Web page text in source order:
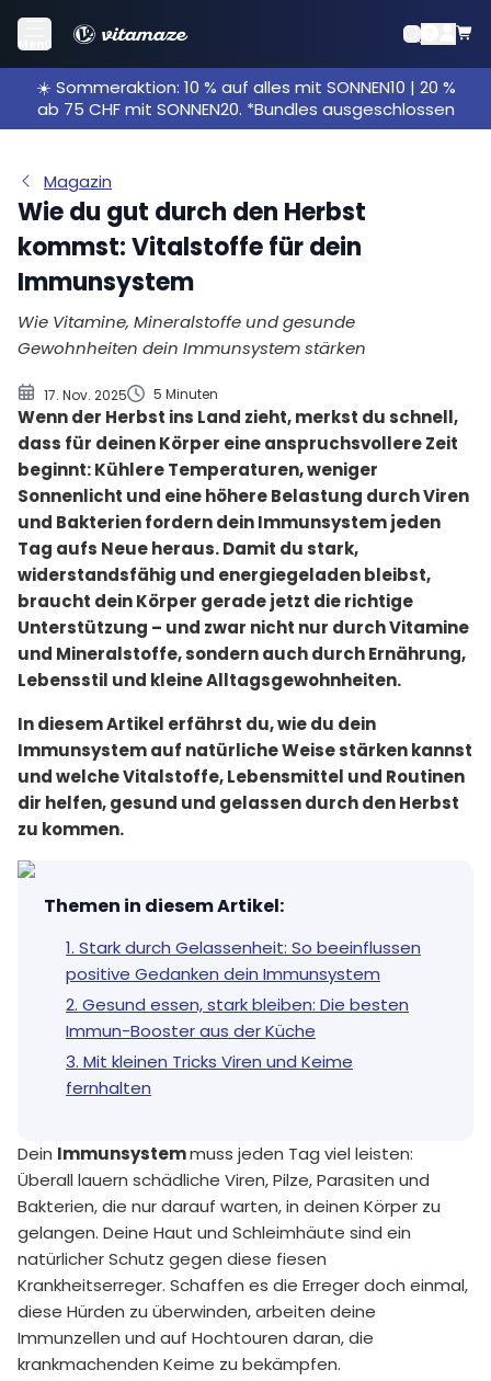
Menü
☀️ Sommeraktion: 10 % auf alles mit SONNEN10 | 20 %
ab 75 CHF mit SONNEN20. *Bundles ausgeschlossen
Magazin
Wie du gut durch den Herbst
kommst: Vitalstoffe für dein
Immunsystem
Wie Vitamine, Mineralstoffe und gesunde
Gewohnheiten dein Immunsystem stärken
17. Nov. 2025 5 Minuten
Wenn der Herbst ins Land zieht, merkst du schnell,
dass für deinen Körper eine anspruchsvollere Zeit
beginnt: Kühlere Temperaturen, weniger
Sonnenlicht und eine höhere Belastung durch Viren
und Bakterien fordern dein Immunsystem jeden
Tag aufs Neue heraus. Damit du stark,
widerstandsfähig und energiegeladen bleibst,
braucht dein Körper gerade jetzt die richtige
Unterstützung – und zwar nicht nur durch Vitamine
und Mineralstoffe, sondern auch durch Ernährung,
Lebensstil und kleine Alltagsgewohnheiten.
In diesem Artikel erfährst du, wie du dein
Immunsystem auf natürliche Weise stärken kannst
und welche Vitalstoffe, Lebensmittel und Routinen
dir helfen, gesund und gelassen durch den Herbst
zu kommen.
Themen in diesem Artikel:
1. Stark durch Gelassenheit: So beeinflussen
positive Gedanken dein Immunsystem
2. Gesund essen, stark bleiben: Die besten
Immun-Booster aus der Küche
3. Mit kleinen Tricks Viren und Keime
fernhalten
1. Stark durch Gelassenheit: So beeinflussen
2. Gesund essen, stark bleiben: Die besten Immun-
Booster aus der Küche
Dein Immunsystemmuss jeden Tag viel leisten:
Überall lauern schädliche Viren, Pilze, Parasiten und
Bakterien, die nur darauf warten, in deinen Körper zu
gelangen. Deine Haut und Schleimhäute sind ein
natürlicher Schutz gegen diese fiesen
Krankheitserreger. Schaffen es die Erreger doch einmal,
diese Hürden zu überwinden, arbeiten deine
Immunzellen und auf Hochtouren daran, die
krankmachenden Keime zu bekämpfen.